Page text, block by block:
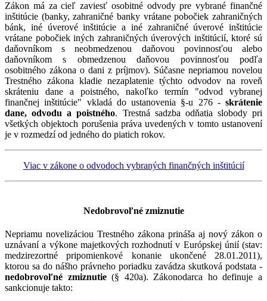
Zákon má za cieľ zaviesť osobitné odvody pre vybrané finančné
inštitúcie (banky, zahraničné banky vrátane pobočiek zahraničných
bánk, iné úverové inštitúcie a iné zahraničné úverové inštitúcie
vrátane pobočiek iných zahraničných úverových inštitúcií, ktoré sú
daňovníkom s neobmedzenou daňovou povinnosťou alebo
daňovníkom s obmedzenou daňovou povinnosťou podľa
osobitného zákona o dani z príjmov). Súčasne nepriamou novelou
Trestného zákona kladie nezaplatenie týchto odvodov na roveň
skráteniu dane a poistného, nakoľko termín "odvod vybranej
finančnej inštitúcie" vkladá do ustanovenia §-u 276 - skrátenie
dane, odvodu a poistného. Trestná sadzba odňatia slobody pri
všetkých objektoch porušenia práva uvedených v tomto ustanovení
je v rozmedzí od jedného do piatich rokov.
Viac v zákone o odvodoch vybraných finančných inštitúcií
Nedobrovoľné zmiznutie
Nepriamu novelizáciou Trestného zákona prináša aj nový zákon o
uznávaní a výkone majetkových rozhodnutí v Európskej únií (stav:
medzirezortné pripomienkové konanie ukončené 28.01.2011),
ktorou sa do nášho právneho poriadku zavádza skutková podstata -
nedobrovoľné zmiznutie(§ 420a). Zákonodarca ho definuje a
sankcionuje takto: